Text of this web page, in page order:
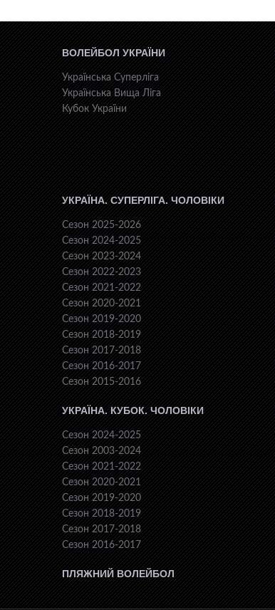
ВОЛЕЙБОЛ УКРАЇНИ
Українська Суперліга
Українська Вища Ліга
Кубок України
УКРАЇНА. СУПЕРЛІГА. ЧОЛОВІКИ
Сезон 2025-2026
Сезон 2024-2025
Сезон 2023-2024
Сезон 2022-2023
Сезон 2021-2022
Сезон 2020-2021
Сезон 2019-2020
Сезон 2018-2019
Сезон 2017-2018
Сезон 2016-2017
Сезон 2015-2016
УКРАЇНА. КУБОК. ЧОЛОВІКИ
Сезон 2024-2025
Сезон 2003-2024
Сезон 2021-2022
Сезон 2020-2021
Сезон 2019-2020
Сезон 2018-2019
Сезон 2017-2018
Сезон 2016-2017
ПЛЯЖНИЙ ВОЛЕЙБОЛ